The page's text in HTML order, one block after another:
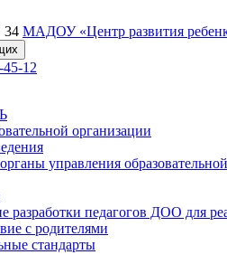
34 МАДОУ «Центр развития
12
организации
управления
разработки педагогов ДОО для
с родителями
стандарты